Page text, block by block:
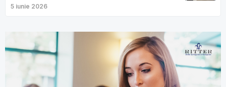
5 iunie 2026